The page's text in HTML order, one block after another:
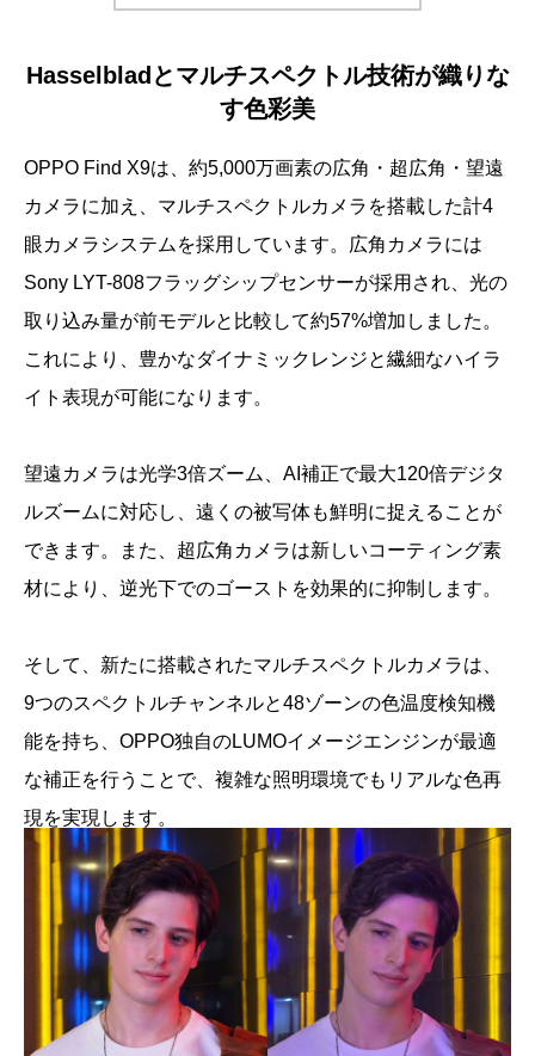
Hasselbladとマルチスペクトル技術が織りな
す色彩美
OPPO Find X9は、約5,000万画素の広角・超広角・望遠
カメラに加え、マルチスペクトルカメラを搭載した計4
眼カメラシステムを採用しています。広角カメラには
Sony LYT-808フラッグシップセンサーが採用され、光の
取り込み量が前モデルと比較して約57%増加しました。
これにより、豊かなダイナミックレンジと繊細なハイラ
イト表現が可能になります。
望遠カメラは光学3倍ズーム、AI補正で最大120倍デジタ
ルズームに対応し、遠くの被写体も鮮明に捉えることが
できます。また、超広角カメラは新しいコーティング素
材により、逆光下でのゴーストを効果的に抑制します。
そして、新たに搭載されたマルチスペクトルカメラは、
9つのスペクトルチャンネルと48ゾーンの色温度検知機
能を持ち、OPPO独自のLUMOイメージエンジンが最適
な補正を行うことで、複雑な照明環境でもリアルな色再
現を実現します。